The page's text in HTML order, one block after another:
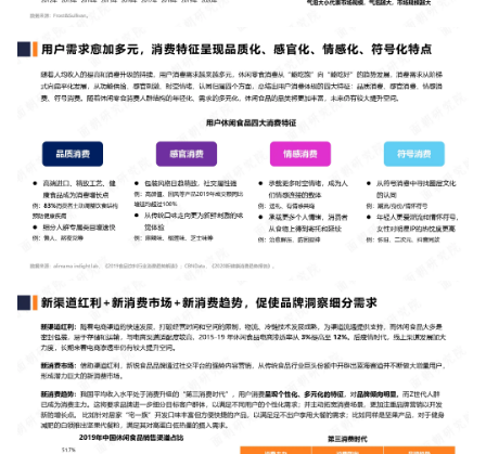
增长俱乐部
增长俱乐部 有赞商盟
商家社区 社群交流
合作共进
入驻有赞 认证代理商
认证服务商 设计服务商
有赞云 数据通服务